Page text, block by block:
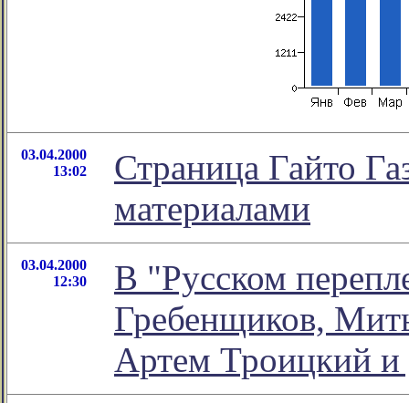
03.04.2000
13:02
Страница Гайто
материалами
03.04.2000
12:30
В "Русском
Гребенщиков,
Артем Троицкий и